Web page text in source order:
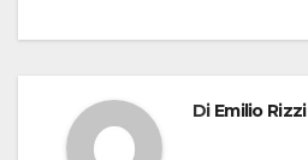
Di Emilio Rizzi